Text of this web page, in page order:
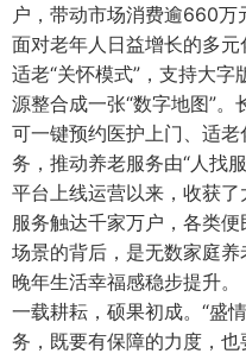
户，带动市场消费逾660万
面对老年人日益增长的多
适老“关怀模式”，支持大
源整合成一张“数字地图”
可一键预约医护上门、适
务，推动养老服务由“人找服
平台上线运营以来，收获了
服务触达千家万户，各类
场景的背后，是无数家庭
晚年生活幸福感稳步提升。
一载耕耘，硕果初成。“盛
务，既要有保障的力度，